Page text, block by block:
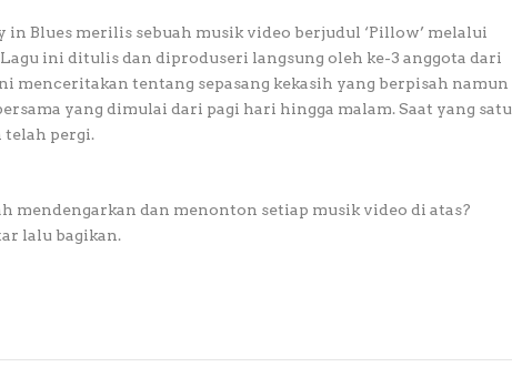
in Blues merilis sebuah musik video berjudul ‘Pillow’ melalui
Lagu ini ditulis dan diproduseri langsung oleh ke-3 anggota dari
menceritakan tentang sepasang kekasih yang berpisah namun
yang dimulai dari pagi hari hingga malam. Saat yang satu
telah pergi.
mendengarkan dan menonton setiap musik video di atas?
lalu bagikan.